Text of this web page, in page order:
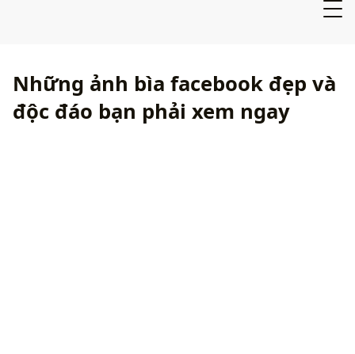
Những ảnh bìa facebook đẹp và
độc đáo bạn phải xem ngay